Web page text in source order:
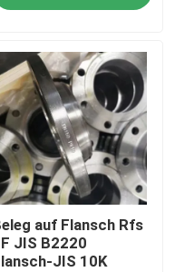
auf Flansch Rfs
JIS B2220
JIS 10K